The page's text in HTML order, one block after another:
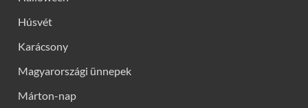
Húsvét
Karácsony
Magyarországi ünnepek
Márton-nap